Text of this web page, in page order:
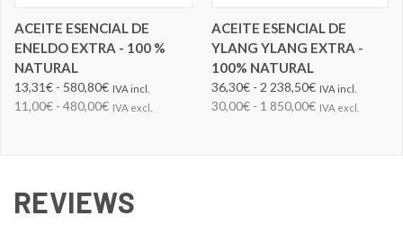
ACEITE ESENCIAL DE
ENELDO EXTRA - 100 %
NATURAL
13,31€ - 580,80€ IVA incl.
11,00€ - 480,00€ IVA excl.
ACEITE ESENCIAL DE
YLANG YLANG EXTRA -
100% NATURAL
36,30€ - 2 238,50€ IVA incl.
30,00€ - 1 850,00€ IVA excl.
REVIEWS